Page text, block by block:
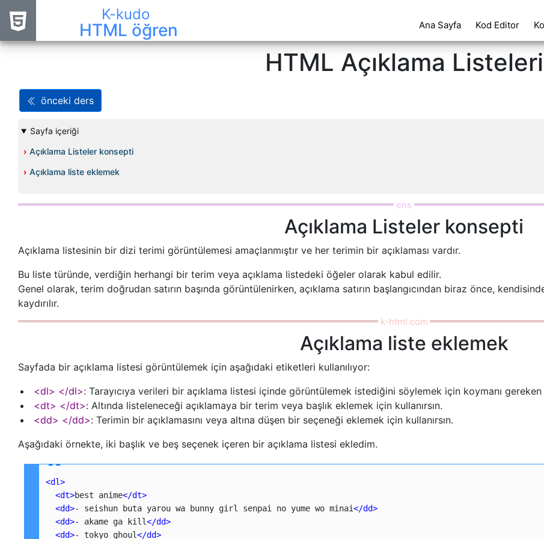
K-kudo
HTML öğren Ana Sayfa Kod Editor
HTML Açıklama Listeleri
önceki ders
Sayfa içeriği
› Açıklama Listeler konsepti
› Açıklama liste eklemek
Açıklama Listeler konsepti
Açıklama listesinin bir dizi terimi görüntülemesi amaçlanmıştır ve her terimin bir açıklaması vardır.
Bu liste türünde, verdiğin herhangi bir terim veya açıklama listedeki öğeler olarak kabul edilir.
Genel olarak, terim doğrudan satırın başında görüntülenirken, açıklama satırın başlangıcından biraz önce,
kaydırılır.
Açıklama liste eklemek
Sayfada bir açıklama listesi görüntülemek için aşağıdaki etiketleri kullanılıyor:
<dl> </dl>: Tarayıcıya verileri bir açıklama listesi içinde görüntülemek istediğini söylemek için koymanı
<dt> </dt>: Altında listeleneceği açıklamaya bir terim veya başlık eklemek için kullanırsın.
<dd> </dd>: Terimin bir açıklamasını veya altına düşen bir seçeneği eklemek için kullanırsın.
Aşağıdaki örnekte, iki başlık ve beş seçenek içeren bir açıklama listesi ekledim.
<dl>
<dt>best anime</dt>
<dd>- seishun buta yarou wa bunny girl senpai no yume wo minai</dd>
<dd>- akame ga kill</dd>
<dd>- tokyo ghoul</dd>